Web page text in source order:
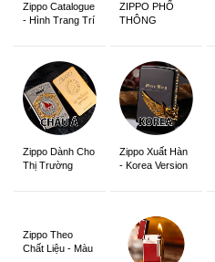
Zippo Catalogue
- Hình Trang Trí
ZIPPO PHỔ
THÔNG
Zippo Dành Cho
Thị Trường
Zippo Xuất Hàn
- Korea Version
Zippo Theo
Chất Liệu - Màu